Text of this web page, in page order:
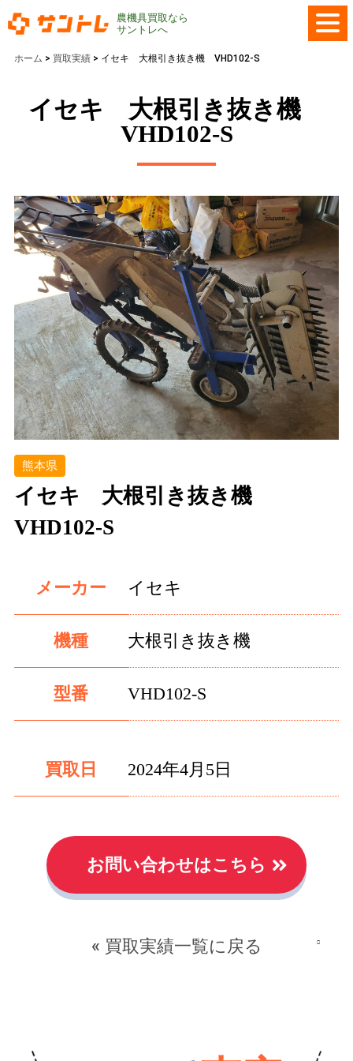
農機具買取なら
サントレへ
ホーム > 買取実績> イセキ 大根引き抜き機 VHD102-S
イセキ 大根引き抜き機
VHD102-S
熊本県
イセキ 大根引き抜き機
VHD102-S
メーカー イセキ
機種 大根引き抜き機
型番 VHD102-S
買取日 2024年4月5日
お問い合わせはこちら
« 買取実績一覧に戻る